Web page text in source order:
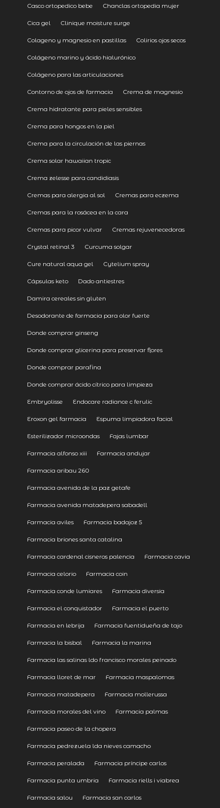
Casco ortopedico bebe Chanclas ortopedia mujer
Cica gel Clinique moisture surge
Colageno y magnesio en pastillas Colirios ojos secos
Colágeno marino y ácido hialurónico
Colágeno para las articulaciones
Contorno de ojos de farmacia Crema de magnesio
Crema hidratante para pieles sensibles
Crema para hongos en la piel
Crema para la circulación de las piernas
Crema solar hawaiian tropic
Crema zelesse para candidiasis
Cremas para alergia al sol Cremas para eczema
Cremas para la rosácea en la cara
Cremas para picor vulvar Cremas rejuvenecedoras
Crystal retinal 3 Curcuma solgar
Cure natural aqua gel Cytelium spray
Cápsulas keto Dado antiestres
Damira cereales sin gluten
Desodorante de farmacia para olor fuerte
Donde comprar ginseng
Donde comprar glicerina para preservar flores
Donde comprar parafina
Donde comprar ácido cítrico para limpieza
Embryolisse Endocare radiance c ferulic
Eroxon gel farmacia Espuma limpiadora facial
Esterilizador microondas Fajas lumbar
Farmacia alfonso xiii Farmacia andujar
Farmacia aribau 260
Farmacia avenida de la paz getafe
Farmacia avenida matadepera sabadell
Farmacia aviles Farmacia badajoz 5
Farmacia briones santa catalina
Farmacia cardenal cisneros palencia Farmacia cavia
Farmacia celorio Farmacia coin
Farmacia conde lumiares Farmacia diversia
Farmacia el conquistador Farmacia el puerto
Farmacia en lebrija Farmacia fuentidueña de tajo
Farmacia la bisbal Farmacia la marina
Farmacia las salinas ldo francisco morales peinado
Farmacia lloret de mar Farmacia maspalomas
Farmacia matadepera Farmacia mollerussa
Farmacia morales del vino Farmacia palmas
Farmacia paseo de la chopera
Farmacia pedrezuela lda nieves camacho
Farmacia peralada Farmacia príncipe carlos
Farmacia punta umbria Farmacia riells i viabrea
Farmacia salou Farmacia san carlos